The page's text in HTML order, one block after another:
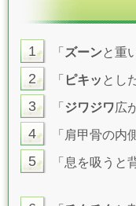
1 「 ズーンと重
2 「 ピキッ とし
3 「 ジワジワ広
4 「肩甲骨の内
5 「息を吸うと